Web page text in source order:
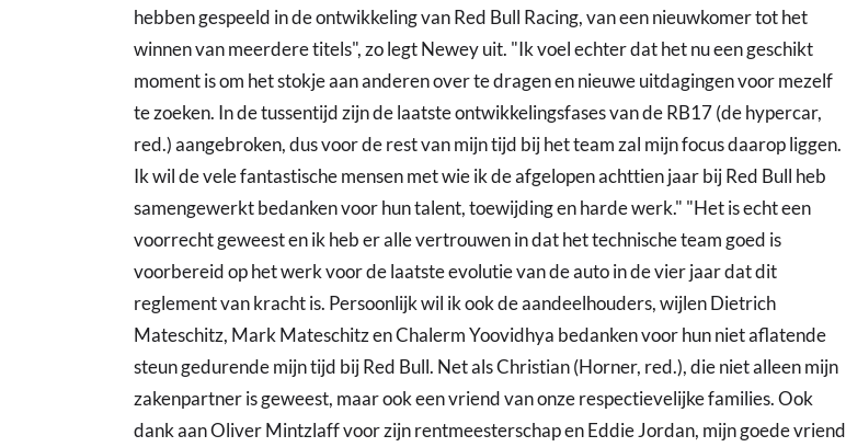
hebben gespeeld in de ontwikkeling van Red Bull Racing, van een nieuwkomer tot het
winnen van meerdere titels", zo legt Newey uit. "Ik voel echter dat het nu een geschikt
moment is om het stokje aan anderen over te dragen en nieuwe uitdagingen voor mezelf
te zoeken. In de tussentijd zijn de laatste ontwikkelingsfases van de RB17 (de hypercar,
red.) aangebroken, dus voor de rest van mijn tijd bij het team zal mijn focus daarop liggen.
Ik wil de vele fantastische mensen met wie ik de afgelopen achttien jaar bij Red Bull heb
samengewerkt bedanken voor hun talent, toewijding en harde werk." "Het is echt een
voorrecht geweest en ik heb er alle vertrouwen in dat het technische team goed is
voorbereid op het werk voor de laatste evolutie van de auto in de vier jaar dat dit
reglement van kracht is. Persoonlijk wil ik ook de aandeelhouders, wijlen Dietrich
Mateschitz, Mark Mateschitz en Chalerm Yoovidhya bedanken voor hun niet aflatende
steun gedurende mijn tijd bij Red Bull. Net als Christian (Horner, red.), die niet alleen mijn
zakenpartner is geweest, maar ook een vriend van onze respectievelijke families. Ook
dank aan Oliver Mintzlaff voor zijn rentmeesterschap en Eddie Jordan, mijn goede vriend